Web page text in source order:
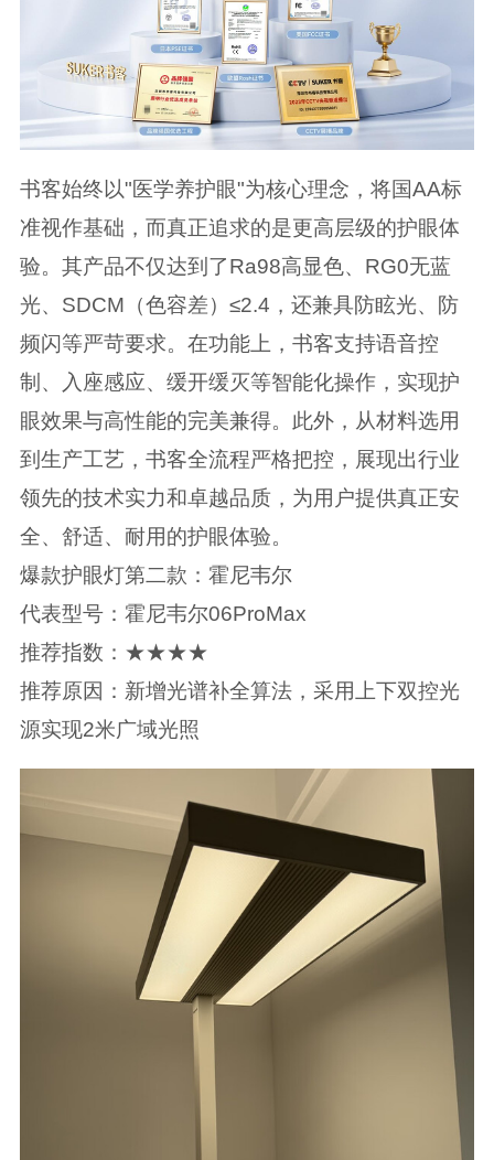
书客始终以"医学养护眼"为核心理念，将国AA标
准视作基础，而真正追求的是更高层级的护眼体
验。其产品不仅达到了Ra98高显色、RG0无蓝
光、SDCM（色容差）≤2.4，还兼具防眩光、防
频闪等严苛要求。在功能上，书客支持语音控
制、入座感应、缓开缓灭等智能化操作，实现护
眼效果与高性能的完美兼得。此外，从材料选用
到生产工艺，书客全流程严格把控，展现出行业
领先的技术实力和卓越品质，为用户提供真正安
全、舒适、耐用的护眼体验。
爆款护眼灯第二款：霍尼韦尔
代表型号：霍尼韦尔06ProMax
推荐指数：★★★★
推荐原因：新增光谱补全算法，采用上下双控光
源实现2米广域光照